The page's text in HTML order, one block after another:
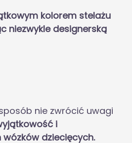
kolorem stelażu
niezwykle designerską
nie zwrócić uwagi
i
dziecięcych.